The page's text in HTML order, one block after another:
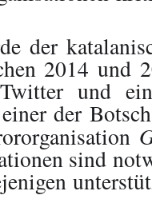
der
2014 und
und
der
sind